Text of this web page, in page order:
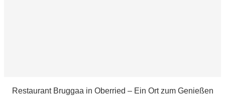
Restaurant Bruggaa in Oberried – Ein Ort zum Genießen